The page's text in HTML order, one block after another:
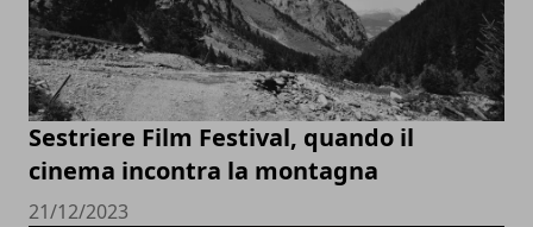
Sestriere Film Festival, quando il
cinema incontra la montagna
21/12/2023